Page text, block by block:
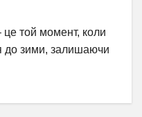
це той момент, коли
до зими, залишаючи